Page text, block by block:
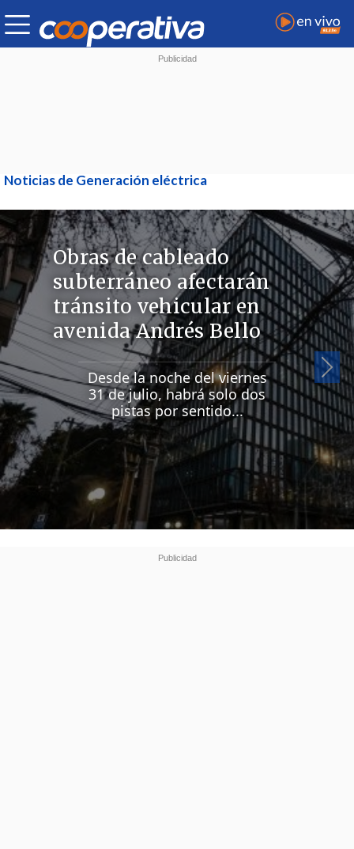
Noticias de Generación eléctrica
Obras de cableado
subterráneo afectarán
tránsito vehicular en
avenida Andrés Bello
Desde la noche del viernes
31 de julio, habrá solo dos
pistas por sentido...